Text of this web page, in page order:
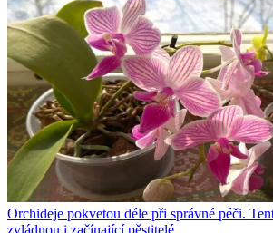
Orchideje pokvetou déle při správné péči.